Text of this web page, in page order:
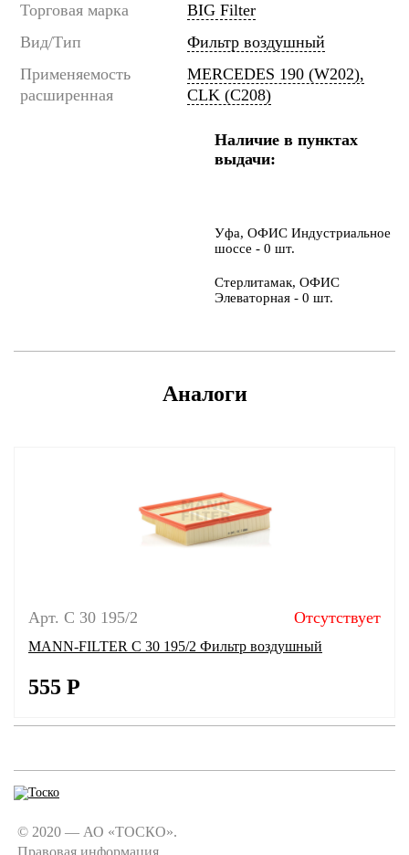
Торговая марка
BIG Filter
Вид/Тип
Фильтр воздушный
Применяемость
расширенная
MERCEDES 190 (W202),
CLK (C208)
Наличие в пунктах
выдачи:
Уфа, ОФИС Индустриальное
шоссе - 0 шт.
Стерлитамак, ОФИС
Элеваторная - 0 шт.
Аналоги
Арт. C 30 195/2 Отсутствует
MANN-FILTER C 30 195/2 Фильтр воздушный
555 Р
© 2020 — АО «ТОСКО».
Правовая информация